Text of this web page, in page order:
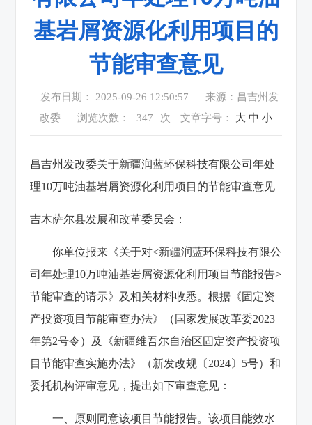
基岩屑资源化利用项目的
节能审查意见
发布日期： 2025-09-26 12:50:57
来源：昌吉州发
改委
浏览次数： 347 次 文章字号： 大 中 小
昌吉州发改委关于新疆润蓝环保科技有限公司年处
理10万吨油基岩屑资源化利用项目的节能审查意见
吉木萨尔县发展和改革委员会：
你单位报来《关于对<新疆润蓝环保科技有限公
司年处理10万吨油基岩屑资源化利用项目节能报告>
节能审查的请示》及相关材料收悉。根据《固定资
产投资项目节能审查办法》（国家发展改革委2023
年第2号令）及《新疆维吾尔自治区固定资产投资项
目节能审查实施办法》（新发改规〔2024〕5号）和
委托机构评审意见，提出如下审查意见：
一、原则同意该项目节能报告。该项目能效水